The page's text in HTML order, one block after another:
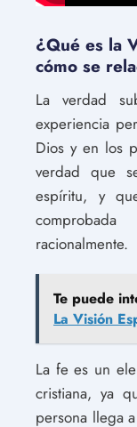
¿Qué es la
cómo se
La verdad
experiencia
Dios y en los
verdad que
espíritu, y
racionalmente.
Te puede
La Visión
La fe es un
cristiana, ya
persona llega